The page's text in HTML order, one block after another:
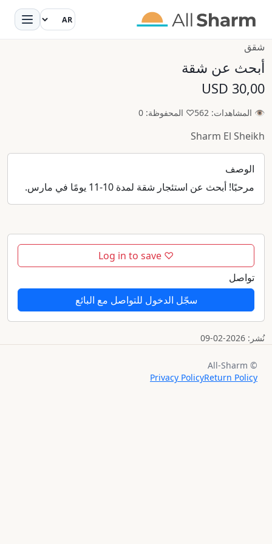
شقق
أبحث عن شقة
30,00 USD
👁 المشاهدات: 562 ♡ المحفوظة: 0
Sharm El Sheikh
الوصف
مرحبًا! أبحث عن استئجار شقة لمدة 10-11 يومًا في مارس.
♡ Log in to save
تواصل
سجّل الدخول للتواصل مع البائع
نُشر: 2026-02-09
© All-Sharm
Return Policy
Privacy Policy